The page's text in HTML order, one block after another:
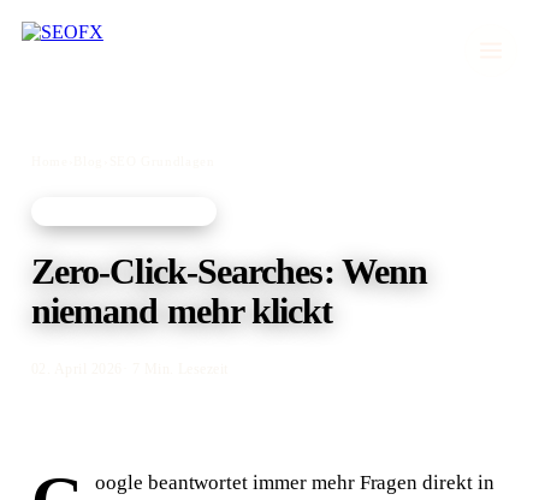
Zero-Click-Searches: Wenn
niemand mehr klickt
oogle beantwortet immer mehr Fragen direkt in